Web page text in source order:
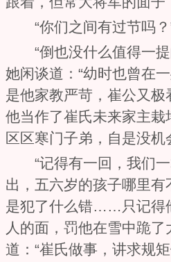
“你们之间有过节吗？
“倒也没什么值得一
她闲谈道：“幼时也曾在
是他家教严苛，崔公又
他当作了崔氏未来家主
区区寒门子弟，自是没机
“记得有一回，我们
出，五六岁的孩子哪里
是犯了什么错……只记得
人的面，罚他在雪中跪了
道：“崔氏做事，讲求规